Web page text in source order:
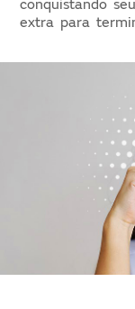
conquistando
extra para